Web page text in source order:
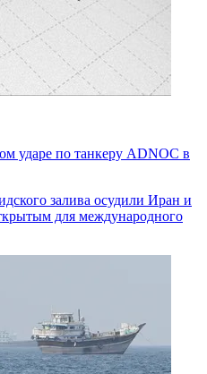
ударе по танкеру ADNOC в
залива осудили Иран и
для международного